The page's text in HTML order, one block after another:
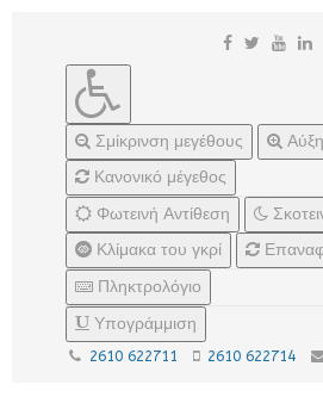
Σμίκρινση μεγέθους
Κανονικό μέγεθος
Φωτεινή Αντίθεση
Κλίμακα του γκρί
Πληκτρολόγιο
Υπογράμμιση
2610 622711 2610 622714